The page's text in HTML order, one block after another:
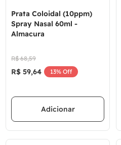
Prata Coloidal (10ppm)
Spray Nasal 60ml -
Almacura
R$ 68,59
R$ 59,64 13% Off
Adicionar